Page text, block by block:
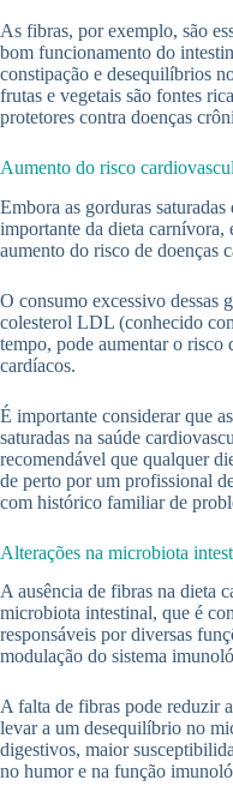
As fibras, por exemplo, são
bom funcionamento do
constipação e desequilíbrios
frutas e vegetais são fontes
protetores contra doenças
Aumento do risco
Embora as gorduras
importante da dieta carnívora,
aumento do risco de doenças
O consumo excessivo dessas
colesterol LDL (conhecido
tempo, pode aumentar o risco
cardíacos.
É importante considerar que
saturadas na saúde
recomendável que qualquer
de perto por um profissional
com histórico familiar de
Alterações na microbiota
A ausência de fibras na dieta
microbiota intestinal, que é
responsáveis por diversas
modulação do sistema
A falta de fibras pode reduzir
levar a um desequilíbrio no
digestivos, maior
no humor e na função